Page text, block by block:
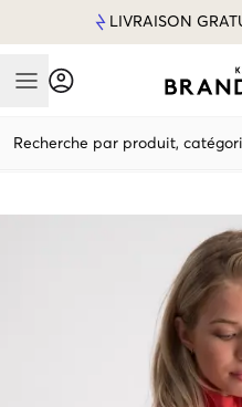
LIVRAISON
Mobile Menu
Recherche par produit,